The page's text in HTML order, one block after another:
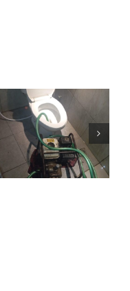
Sedot WC
Murah
Jogja